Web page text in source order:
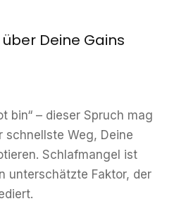
Deine Gains
bin“ – dieser Spruch mag
schnellste Weg, Deine
Schlafmangel ist
unterschätzte Faktor, der